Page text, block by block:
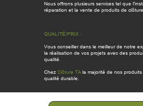
Nous offrons plusieurs services tel que
réparation et la vente de produits de
QUALITÉ/PRIX :
Vous conseiller dans le meilleur de notre
la réalisation de vos projets avec des
qualité.
Chez Clôture TAla majorité de nos produits
qualité durable.